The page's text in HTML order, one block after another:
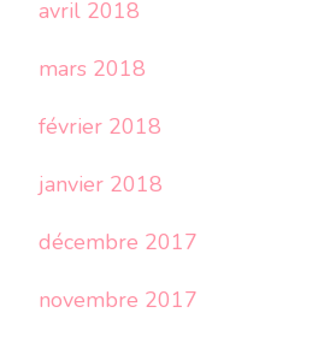
avril 2018
mars 2018
février 2018
janvier 2018
décembre 2017
novembre 2017